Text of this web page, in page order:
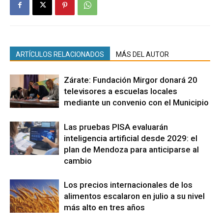
ARTÍCULOS RELACIONADOS MÁS DEL AUTOR
Zárate: Fundación Mirgor donará 20
televisores a escuelas locales
mediante un convenio con el Municipio
Las pruebas PISA evaluarán
inteligencia artificial desde 2029: el
plan de Mendoza para anticiparse al
cambio
Los precios internacionales de los
alimentos escalaron en julio a su nivel
más alto en tres años